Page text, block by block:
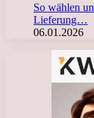
So wählen
Lieferung…
06.01.2026